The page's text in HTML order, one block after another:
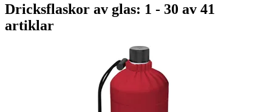
Dricksflaskor av glas: 1 - 30 av 41
artiklar